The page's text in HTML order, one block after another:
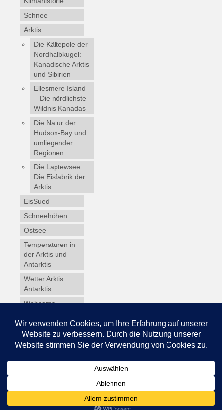
Schnee
Arktis
Die Kältepole der
Nordhalbkugel:
Kanadische Arktis
und Sibirien
Ellesmere Island
– Die nördlichste
Wildnis Kanadas
Die Natur der
Hudson-Bay und
umliegender
Regionen
Die Laptewsee:
Die Eisfabrik der
Arktis
EisSued
Schneehöhen
Ostsee
Temperaturen in
der Arktis und
Antarktis
Wetter Arktis
Antarktis
Webcams
Winterdienst
Glossar
Datenschutz
© 2026 Schneedecke.de - WordPress Theme byKadence WP